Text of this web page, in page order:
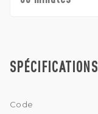
SPÉCIFICATIONS
Code